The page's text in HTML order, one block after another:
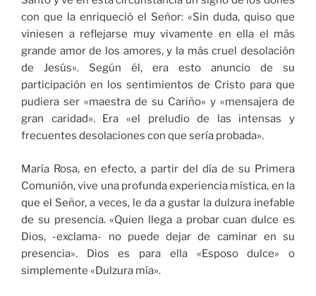
con que la enriqueció el Señor: «Sin duda, quiso que
viniesen a reflejarse muy vivamente en ella el más
grande amor de los amores, y la más cruel desolación
de Jesús». Según él, era esto anuncio de su
participación en los sentimientos de Cristo para que
pudiera ser «maestra de su Cariño» y «mensajera de
gran caridad». Era «el preludio de las intensas y
frecuentes desolaciones con que sería probada».
María Rosa, en efecto, a partir del día de su Primera
Comunión, vive una profunda experiencia mística, en la
que el Señor, a veces, le da a gustar la dulzura inefable
de su presencia. «Quien llega a probar cuan dulce es
Dios, -exclama- no puede dejar de caminar en su
presencia». Dios es para ella «Esposo dulce» o
simplemente «Dulzura mía».